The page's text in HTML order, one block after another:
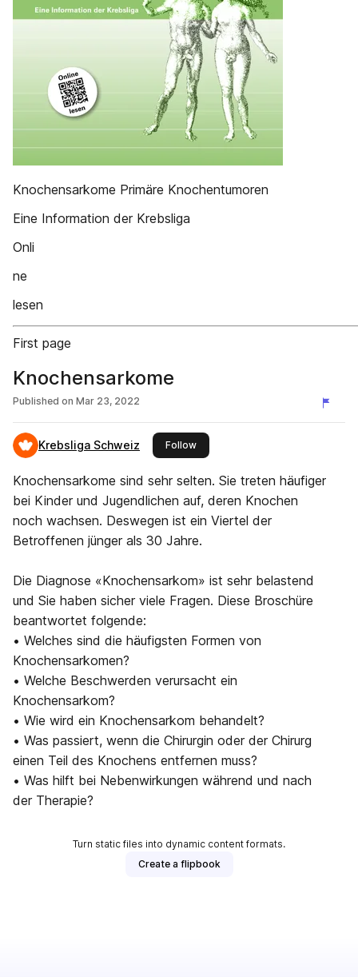
Knochensarkome Primäre Knochentumoren
Eine Information der Krebsliga
Onli
ne
lesen
First page
Knochensarkome
Published on Mar 23, 2022
Krebsliga Schweiz Followthis publisher
Knochensarkome sind sehr selten. Sie treten häufiger
bei Kinder und Jugendlichen auf, deren Knochen
noch wachsen. Deswegen ist ein Viertel der
Betroffenen jünger als 30 Jahre.
Die Diagnose «Knochensarkom» ist sehr belastend
und Sie haben sicher viele Fragen. Diese Broschüre
beantwortet folgende:
• Welches sind die häufigsten Formen von
Knochensarkomen?
• Welche Beschwerden verursacht ein
Knochensarkom?
• Wie wird ein Knochensarkom behandelt?
• Was passiert, wenn die Chirurgin oder der Chirurg
einen Teil des Knochens entfernen muss?
• Was hilft bei Nebenwirkungen während und nach
der Therapie?
Turn static files into dynamic content formats.
Create a flipbook